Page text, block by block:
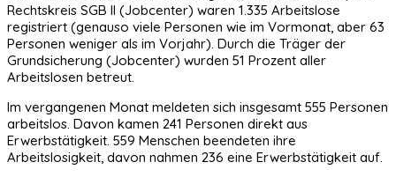
Rechtskreis SGB II (Jobcenter) waren 1.335 Arbeitslose
registriert (genauso viele Personen wie im Vormonat, aber 63
Personen weniger als im Vorjahr). Durch die Träger der
Grundsicherung (Jobcenter) wurden 51 Prozent aller
Arbeitslosen betreut.
Im vergangenen Monat meldeten sich insgesamt 555 Personen
arbeitslos. Davon kamen 241 Personen direkt aus
Erwerbstätigkeit. 559 Menschen beendeten ihre
Arbeitslosigkeit, davon nahmen 236 eine Erwerbstätigkeit auf.